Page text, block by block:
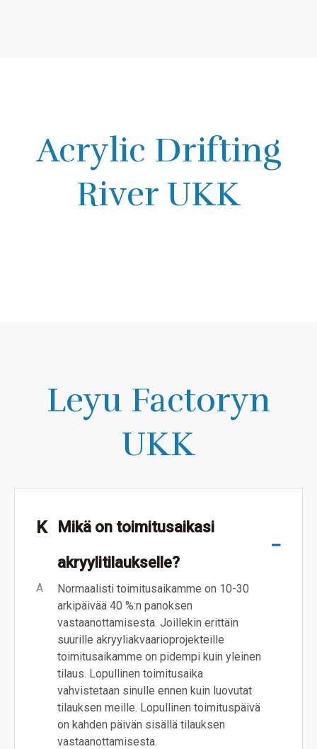
Acrylic Drifting
River UKK
Leyu Factoryn
UKK
K
Mikä on toimitusaikasi
akryylitilaukselle?
A
Normaalisti toimitusaikamme on 10-30
arkipäivää 40 %:n panoksen
vastaanottamisesta. Joillekin erittäin
suurille akryyliakvaarioprojekteille
toimitusaikamme on pidempi kuin yleinen
tilaus. Lopullinen toimitusaika
vahvistetaan sinulle ennen kuin luovutat
tilauksen meille. Lopullinen toimituspäivä
on kahden päivän sisällä tilauksen
vastaanottamisesta.